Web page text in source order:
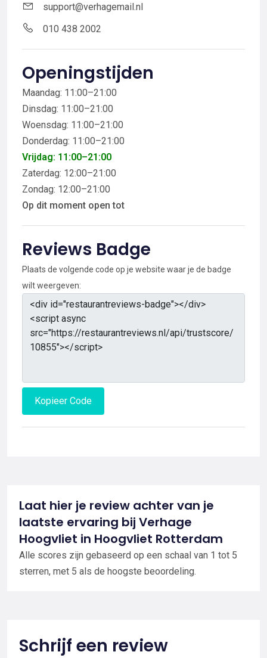
support@verhagemail.nl
010 438 2002
Openingstijden
Maandag: 11:00–21:00
Dinsdag: 11:00–21:00
Woensdag: 11:00–21:00
Donderdag: 11:00–21:00
Vrijdag: 11:00–21:00
Zaterdag: 12:00–21:00
Zondag: 12:00–21:00
Op dit moment open tot
Reviews Badge
Plaats de volgende code op je website waar je de badge
wilt weergeven:
Kopieer Code
Laat hier je review achter van je
laatste ervaring bij Verhage
Hoogvliet in Hoogvliet Rotterdam
Alle scores zijn gebaseerd op een schaal van 1 tot 5
sterren, met 5 als de hoogste beoordeling.
Schrijf een review